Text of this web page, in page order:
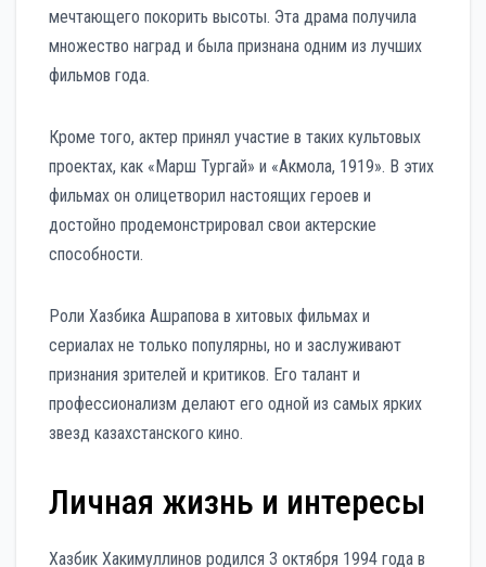
мечтающего покорить высоты. Эта драма получила
множество наград и была признана одним из лучших
фильмов года.
Кроме того, актер принял участие в таких культовых
проектах, как «Марш Тургай» и «Акмола, 1919». В этих
фильмах он олицетворил настоящих героев и
достойно продемонстрировал свои актерские
способности.
Роли Хазбика Ашрапова в хитовых фильмах и
сериалах не только популярны, но и заслуживают
признания зрителей и критиков. Его талант и
профессионализм делают его одной из самых ярких
звезд казахстанского кино.
Личная жизнь и интересы
Хазбик Хакимуллинов родился 3 октября 1994 года в